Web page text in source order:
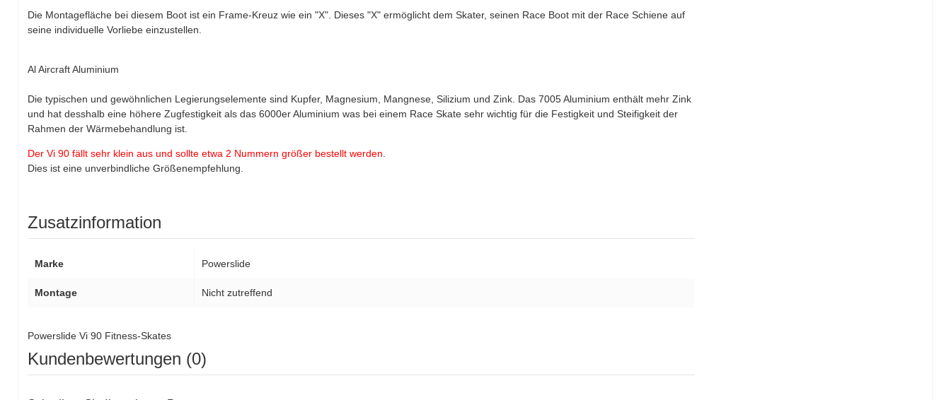
Die Montagefläche bei diesem Boot ist ein Frame-Kreuz wie ein "X". Dieses "X" ermöglicht dem Skater, seinen Race Boot mit der Race Schiene auf
seine individuelle Vorliebe einzustellen.
Al Aircraft Aluminium
Die typischen und gewöhnlichen Legierungselemente sind Kupfer, Magnesium, Mangnese, Silizium und Zink. Das 7005 Aluminium enthält mehr Zink
und hat desshalb eine höhere Zugfestigkeit als das 6000er Aluminium was bei einem Race Skate sehr wichtig für die Festigkeit und Steifigkeit der
Rahmen der Wärmebehandlung ist.
Der Vi 90 fällt sehr klein aus und sollte etwa 2 Nummern größer bestellt werden
Dies ist eine unverbindliche Größenempfehlung.
Zusatzinformation
Marke Powerslide
Montage Nicht zutreffend
Powerslide Vi 90 Fitness-Skates
Kundenbewertungen (0)